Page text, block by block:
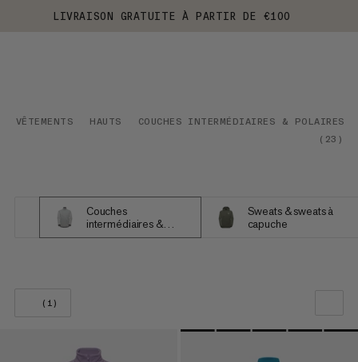
LIVRAISON GRATUITE À PARTIR DE €100
VÊTEMENTS HAUTS
COUCHES INTERMÉDIAIRES & POLAIRES
( 23 )
Couches
intermédiaires &
Polaires
Sweats & sweats à
capuche
(1)
NOTRE SELECTION